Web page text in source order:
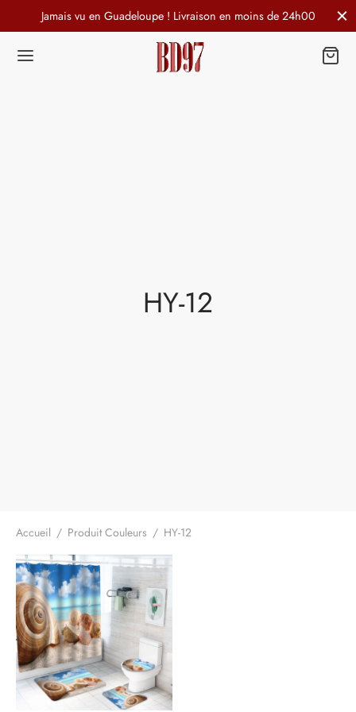
Jamais vu en Guadeloupe ! Livraison en moins de 24h00
HY-12
Accueil / Produit Couleurs / HY-12